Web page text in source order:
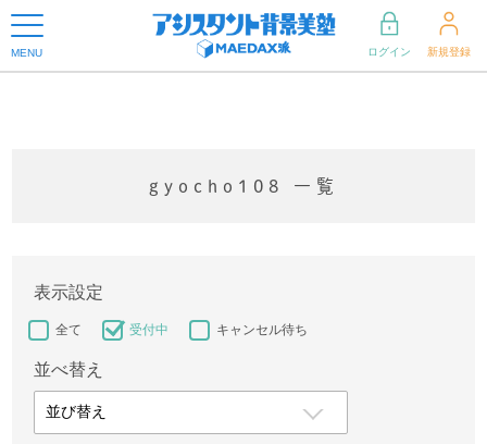
MENU ログイン 新規登録
gyocho108 一覧
表示設定
全て 受付中 キャンセル待ち
並べ替え